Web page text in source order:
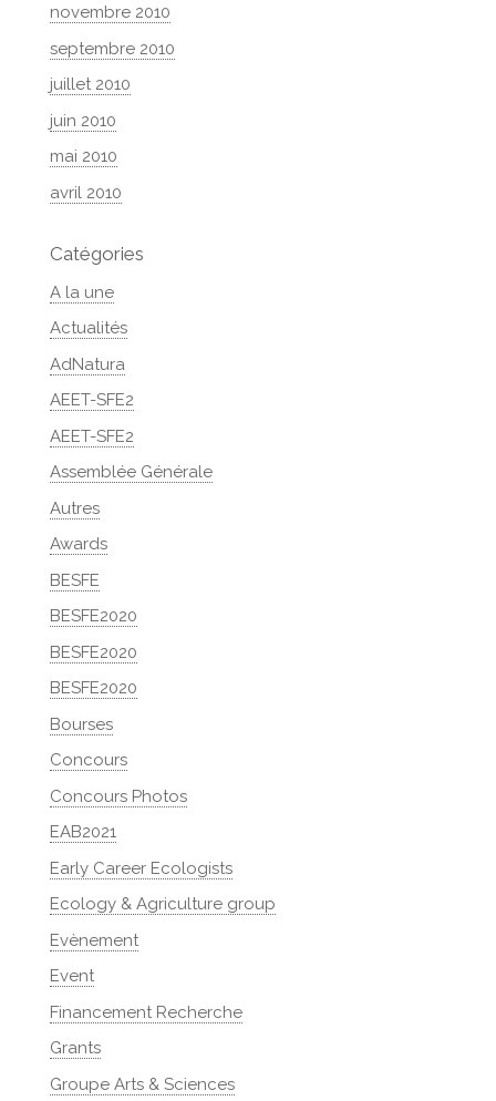
novembre 2010
septembre 2010
juillet 2010
juin 2010
mai 2010
avril 2010
Catégories
A la une
Actualités
AdNatura
AEET-SFE2
AEET-SFE2
Assemblée Générale
Autres
Awards
BESFE
BESFE2020
BESFE2020
BESFE2020
Bourses
Concours
Concours Photos
EAB2021
Early Career Ecologists
Ecology & Agriculture group
Evènement
Event
Financement Recherche
Grants
Groupe Arts & Sciences